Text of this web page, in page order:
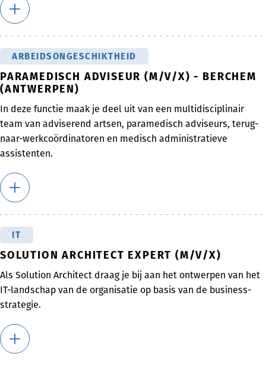
ARBEIDSONGESCHIKTHEID
PARAMEDISCH ADVISEUR (M/V/X) - BERCHEM
(ANTWERPEN)
In deze functie maak je deel uit van een multidisciplinair
team van adviserend artsen, paramedisch adviseurs, terug-
naar-werkcoördinatoren en medisch administratieve
assistenten.
IT
SOLUTION ARCHITECT EXPERT (M/V/X)
Als Solution Architect draag je bij aan het ontwerpen van het
IT-landschap van de organisatie op basis van de business-
strategie.